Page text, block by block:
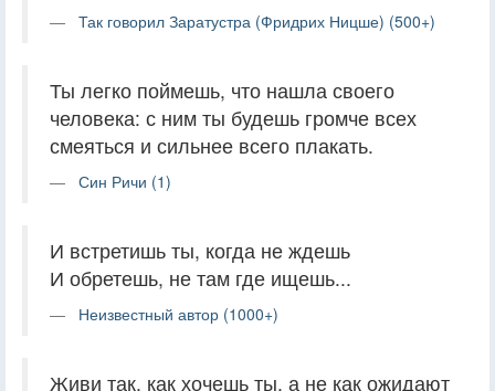
Так говорил Заратустра (Фридрих Ницше) (500+)
Ты легко поймешь, что нашла своего
человека: с ним ты будешь громче всех
смеяться и сильнее всего плакать.
Син Ричи (1)
И встретишь ты, когда не ждешь
И обретешь, не там где ищешь...
Неизвестный автор (1000+)
Живи так, как хочешь ты, а не как ожидают